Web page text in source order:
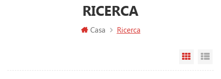
RICERCA
Casa Ricerca
Vista